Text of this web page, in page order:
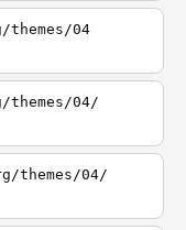
04
04/
themes/04/